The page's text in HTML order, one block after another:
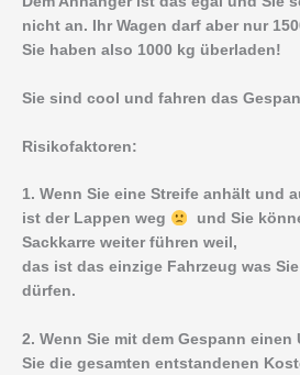
nicht an. Ihr Wagen darf aber nur
Sie haben also 1000 kg überladen!
Sie sind cool und fahren das
Risikofaktoren:
1. Wenn Sie eine Streife anhält und
ist der Lappen weg
und Sie
Sackkarre weiter führen weil,
das ist das einzige Fahrzeug was
dürfen.
2. Wenn Sie mit dem Gespann einen
Sie die gesamten entstandenen